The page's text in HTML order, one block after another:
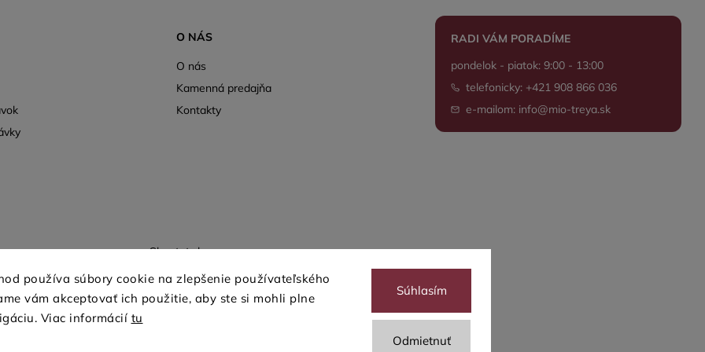
používa súbory cookie na zlepšenie používateľského
vám akceptovať ich použitie, aby ste si mohli plne
Viac informácií tu
Odmietnuť
Súhlasím
O NÁS
O nás
Kamenná predajňa
Kontakty
RADI VÁM PORADÍME
pondelok - piatok: 9:00 - 13:00
telefonicky: +421 908 866 036
e-mailom: info@mio-treya.sk
Shoptet.sk
Copyright 2026mio-treya.sk
Upraviť nastavenie cookies